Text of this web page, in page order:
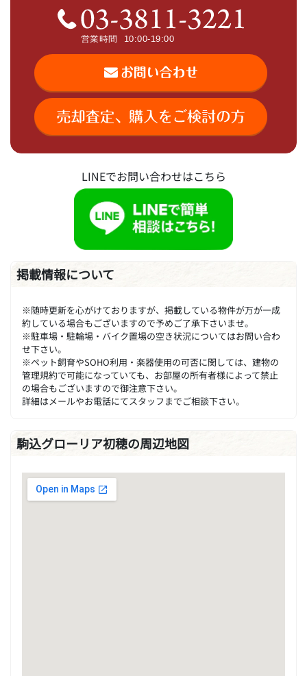
LINEでお問い合わせはこちら
掲載情報について
※随時更新を心がけておりますが、掲載している物件が万が一成
約している場合もございますので予めご了承下さいませ。
※駐車場・駐輪場・バイク置場の空き状況についてはお問い合わ
せ下さい。
※ペット飼育やSOHO利用・楽器使用の可否に関しては、建物の
管理規約で可能になっていても、お部屋の所有者様によって禁止
の場合もございますので御注意下さい。
詳細はメールやお電話にてスタッフまでご相談下さい。
駒込グローリア初穂の周辺地図